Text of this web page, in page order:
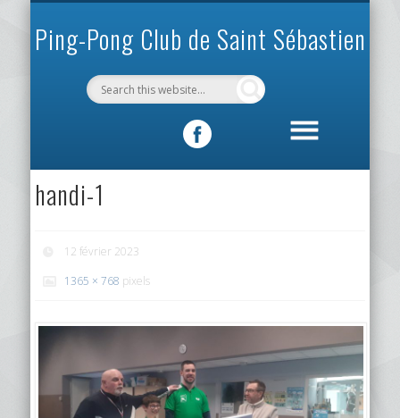
Ping-Pong Club de Saint Sébastien
handi-1
12 février 2023
1365 × 768 pixels